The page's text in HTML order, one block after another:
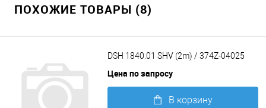
ПОХОЖИЕ ТОВАРЫ (8)
DSH 1840.01 SHV (2m) / 374Z-04025
Цена по запросу
В корзину